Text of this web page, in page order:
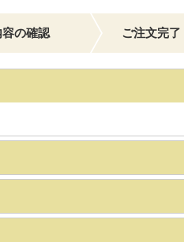
の確認 ご注文完了